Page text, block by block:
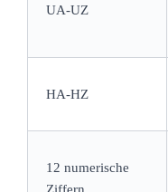
UA-UZ
HA-HZ
12 numerische